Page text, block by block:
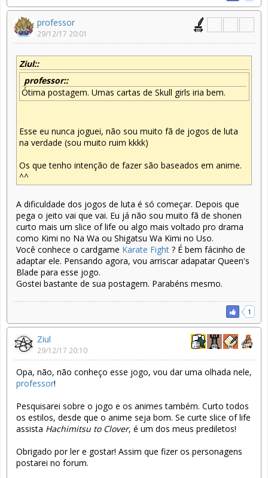
professor
29/12/17 20:01
Ziul::
professor::
Ótima postagem. Umas cartas de Skull girls iria bem.
Esse eu nunca joguei, não sou muito fã de jogos de luta
na verdade (sou muito ruim kkkk)
Os que tenho intenção de fazer são baseados em anime.
^^
A dificuldade dos jogos de luta é só começar. Depois que
pega o jeito vai que vai. Eu já não sou muito fã de shonen
curto mais um slice of life ou algo mais voltado pro drama
como Kimi no Na Wa ou Shigatsu Wa Kimi no Uso.
Você conhece o cardgame Karate Fight ? É bem fácinho de
adaptar ele. Pensando agora, vou arriscar adapatar Queen's
Blade para esse jogo.
Gostei bastante de sua postagem. Parabéns mesmo.
1
Ziul
29/12/17 20:10
Opa, não, não conheço esse jogo, vou dar uma olhada nele,
professor!
Pesquisarei sobre o jogo e os animes também. Curto todos
os estilos, desde que o anime seja bom. Se curte slice of life
assista Hachimitsu to Clover, é um dos meus prediletos!
Obrigado por ler e gostar! Assim que fizer os personagens
postarei no forum.